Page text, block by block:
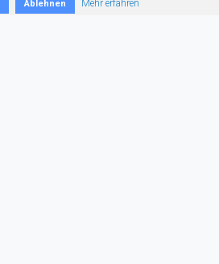
Ablehnen Mehr erfahren